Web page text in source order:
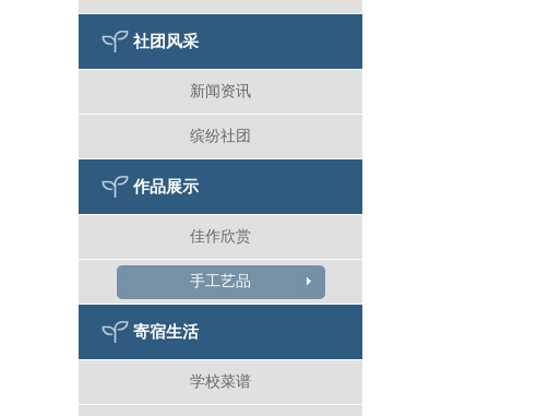
社团风采
新闻资讯
缤纷社团
作品展示
佳作欣赏
手工艺品
寄宿生活
学校菜谱